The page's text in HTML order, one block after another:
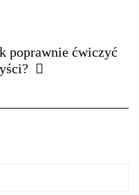
poprawnie ćwiczyć